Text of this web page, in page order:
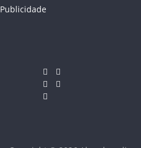
Publicidade